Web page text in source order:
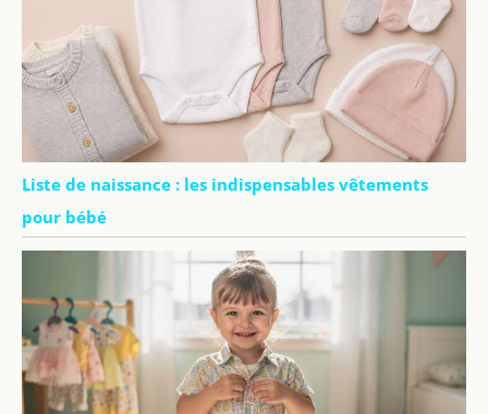
Liste de naissance : les indispensables vêtements
pour bébé